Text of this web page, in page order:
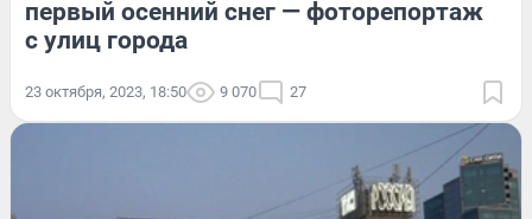
первый осенний снег — фоторепортаж
с улиц города
23 октября, 2023, 18:50 9 070 27